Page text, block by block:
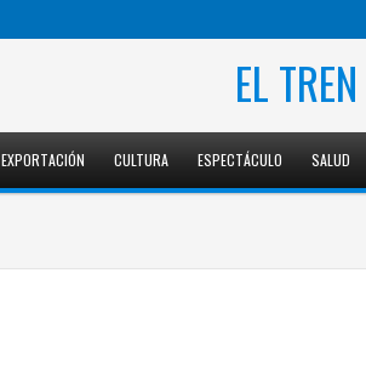
EL
EXPORTACIÓN CULTURA ESPECTÁCULO SALUD